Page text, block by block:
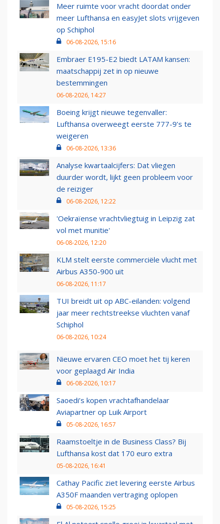
Meer ruimte voor vracht doordat onder
meer Lufthansa en easyJet slots vrijgeven
op Schiphol
06-08-2026, 15:16
Embraer E195-E2 biedt LATAM kansen:
maatschappij zet in op nieuwe
bestemmingen
06-08-2026, 14:27
Boeing krijgt nieuwe tegenvaller:
Lufthansa overweegt eerste 777-9’s te
weigeren
06-08-2026, 13:36
Analyse kwartaalcijfers: Dat vliegen
duurder wordt, lijkt geen probleem voor
de reiziger
06-08-2026, 12:22
'Oekraïense vrachtvliegtuig in Leipzig zat
vol met munitie'
06-08-2026, 12:20
KLM stelt eerste commerciële vlucht met
Airbus A350-900 uit
06-08-2026, 11:17
TUI breidt uit op ABC-eilanden: volgend
jaar meer rechtstreekse vluchten vanaf
Schiphol
06-08-2026, 10:24
Nieuwe ervaren CEO moet het tij keren
voor geplaagd Air India
06-08-2026, 10:17
Saoedi’s kopen vrachtafhandelaar
Aviapartner op Luik Airport
05-08-2026, 16:57
Raamstoeltje in de Business Class? Bij
Lufthansa kost dat 170 euro extra
05-08-2026, 16:41
Cathay Pacific ziet levering eerste Airbus
A350F maanden vertraging oplopen
05-08-2026, 15:25